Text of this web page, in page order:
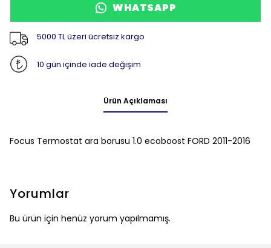
WHATSAPP
5000 TL üzeri ücretsiz kargo
10 gün içinde iade değişim
Ürün Açıklaması
Focus Termostat ara borusu 1.0 ecoboost FORD 2011-2016
Yorumlar
Bu ürün için henüz yorum yapılmamış.